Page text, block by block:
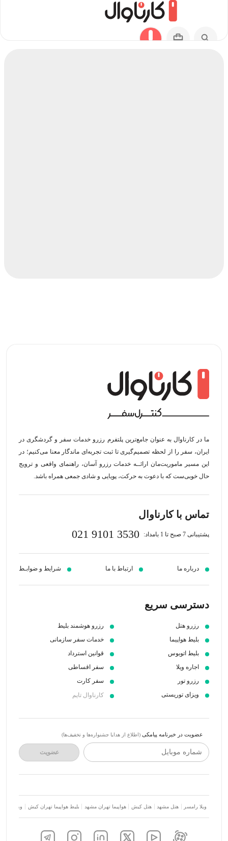
ما در کارناوال به عنوان جامع‌ترین پلتفرم رزرو خدمات سفر و گردشگری در
ایران، سفر را از لحظه‌ تصمیم‌گیری تا ثبت تجربه‌ای ماندگار معنا می‌کنیم؛ در
این مسیر‍ ماموریت‌مان اراﺋــﻪ خدمات رزرو آسان، راهنمای واقعی و ترویج
حال خوبی‌ست که با دعوت به حرکت، پویایی و شادی جمعی همراه باشد.
تماس با کارناوال
پشتیبانی 7 صبح تا 1 بامداد: 021 9101 3530
درباره ما ارتباط با ما شرایط و ضوابـط
دسترسی سریع
رزرو هتل
بلیط هواپیما
بلیط اتوبوس
اجاره ویلا
رزرو تور
ویزای توریستی
رزرو هوشمند بلیط
خدمات سفر سازمانی
قوانین استرداد
سفر اقساطی
سفر کارت
کارناوال تایم
عضویت در خبرنامه پیامکی (اطلاع از هدایا جشنواره‌ها و تخفیف‌ها)
شماره موبایل عضویت
ویلا رامسر هتل مشهد هتل کیش هواپیما تهران مشهد بلیط هواپیما تهران کیش ویلا شمال